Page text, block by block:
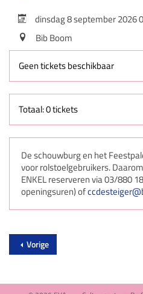
dinsdag 8 september 2026
Bib Boom
Geen tickets beschikbaar
Totaal: 0 tickets
De schouwburg en het
voor rolstoelgebruikers.
ENKEL reserveren via 03/880
openingsuren) of
Vorige